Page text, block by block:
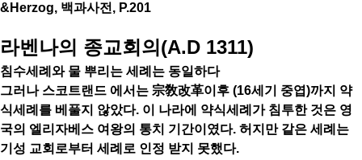
&Herzog, 백과사전, P.201
라벤나의 종교회의(A.D 1311)
침수세례와 물 뿌리는 세례는 동일하다
그러나 스코트랜드 에서는 宗敎改革이후 (16세기 중엽)까지 약
식세례를 베풀지 않았다. 이 나라에 약식세례가 침투한 것은 영
국의 엘리자베스 여왕의 통치 기간이였다. 허지만 같은 세례는
기성 교회로부터 세례로 인정 받지 못했다.